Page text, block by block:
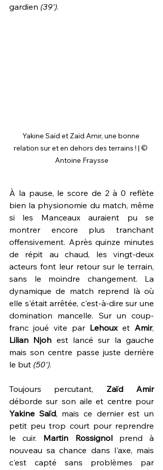
gardien (39').
Yakine Saïd et Zaïd Amir, une bonne
relation sur et en dehors des terrains ! | ©
Antoine Fraysse
À la pause, le score de 2 à 0 reflète
bien la physionomie du match, même
si les Manceaux auraient pu se
montrer encore plus tranchant
offensivement. Après quinze minutes
de répit au chaud, les vingt-deux
acteurs font leur retour sur le terrain,
sans le moindre changement. La
dynamique de match reprend là où
elle s'était arrêtée, c'est-à-dire sur une
domination mancelle. Sur un coup-
franc joué vite par Lehoux et Amir
Lilian Njoh est lancé sur la gauche
mais son centre passe juste derrière
le but (50').
Toujours percutant, Zaïd Amir
déborde sur son aile et centre pour
Yakine Saïd, mais ce dernier est un
petit peu trop court pour reprendre
le cuir. Martin Rossignol prend à
nouveau sa chance dans l'axe, mais
c'est capté sans problèmes par